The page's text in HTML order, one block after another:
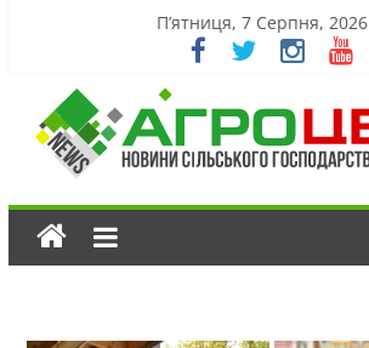
П’ятниця, 7 Серпня, 2026